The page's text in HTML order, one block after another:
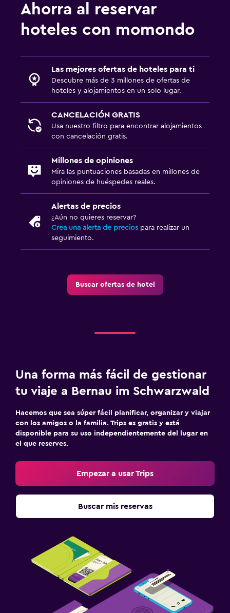
Ahorra al reservar
hoteles con momondo
Las mejores ofertas de hoteles para ti
Descubre más de 3 millones de ofertas de
hoteles y alojamientos en un solo lugar.
CANCELACIÓN GRATIS
Usa nuestro filtro para encontrar alojamientos
con cancelación gratis.
Millones de opiniones
Mira las puntuaciones basadas en millones de
opiniones de huéspedes reales.
Alertas de precios
¿Aún no quieres reservar?
Crea una alerta de precios para realizar un
seguimiento.
Buscar ofertas de hotel
Una forma más fácil de gestionar
tu viaje a Bernau im Schwarzwald
Hacemos que sea súper fácil planificar, organizar y viajar
con los amigos o la familia. Trips es gratis y está
disponible para su uso independientemente del lugar en
el que reserves.
Empezar a usar Trips
Buscar mis reservas